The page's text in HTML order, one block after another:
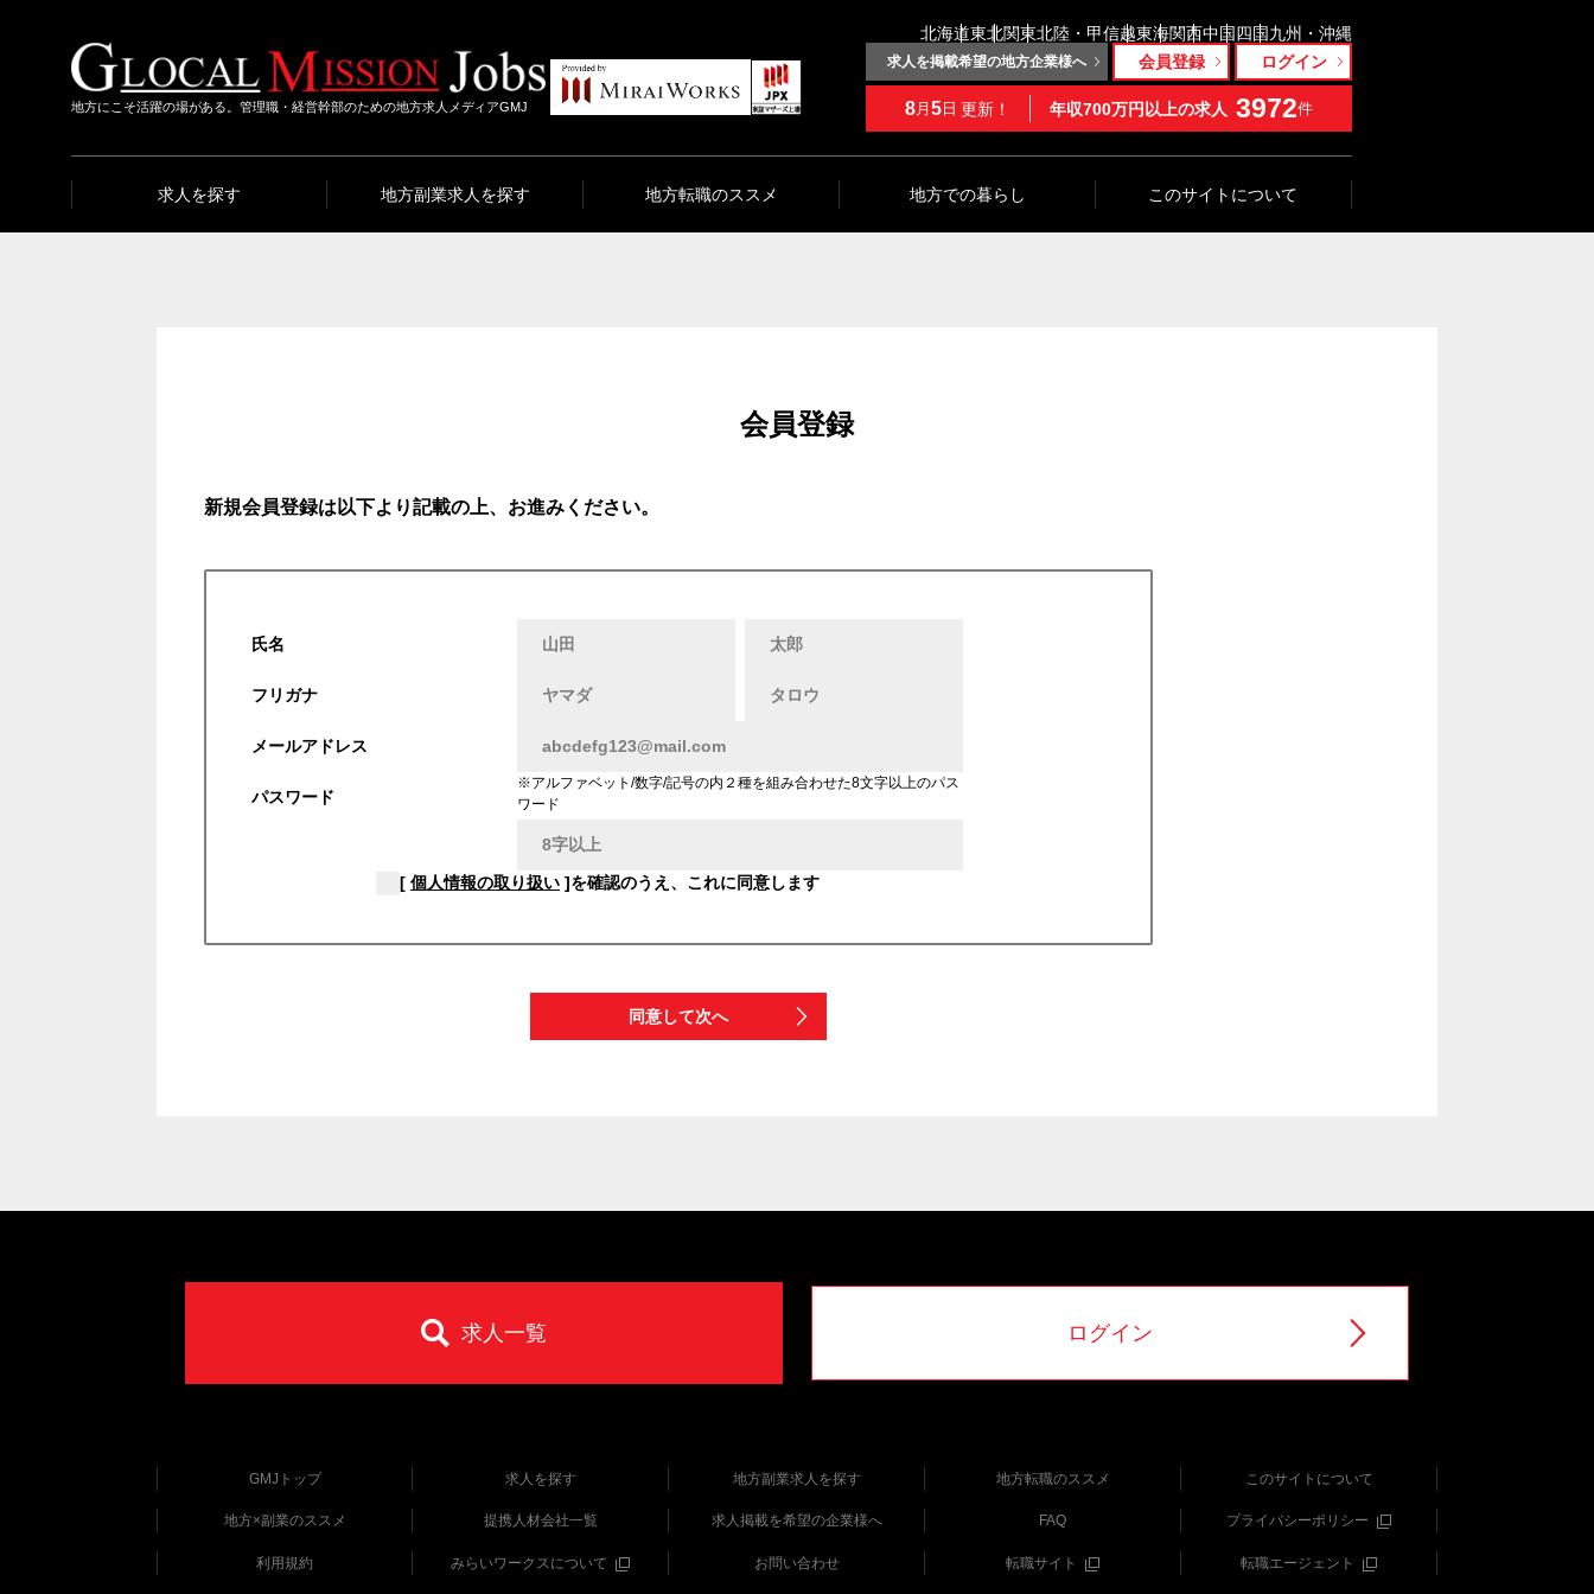
地方にこそ活躍の場がある。管理職・経営幹部のための地方求人メディアGMJ
北海道東北関東北陸・甲信越東海関西中国四国九州・沖縄
求人を掲載希望の地方企業様へ 会員登録 ログイン
8月 5日 更新！ 年収700万円以上の求人 3972件
求人を探す 地方副業求人を探す 地方転職のススメ 地方での暮らし このサイトについて
会員登録
新規会員登録は以下より記載の上、お進みください。
氏名
フリガナ
メールアドレス
パスワード
※アルファベット/数字/記号の内２種を組み合わせた8文字以上のパス
ワード
[ 個人情報の取り扱い ]を確認のうえ、これに同意します
同意して次へ
求人一覧 ログイン
GMJトップ 求人を探す 地方副業求人を探す 地方転職のススメ このサイトについて
地方×副業のススメ 提携人材会社一覧 求人掲載を希望の企業様へ FAQ プライバシーポリシー
利用規約 みらいワークスについて お問い合わせ 転職サイト 転職エージェント